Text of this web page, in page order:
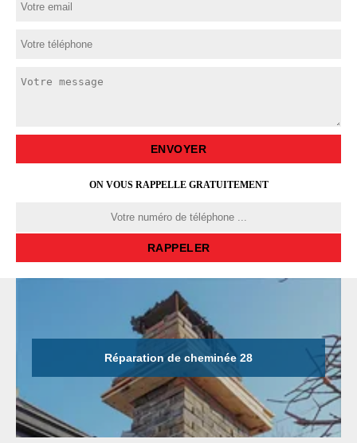
ON VOUS RAPPELLE GRATUITEMENT
Réparation de cheminée 28